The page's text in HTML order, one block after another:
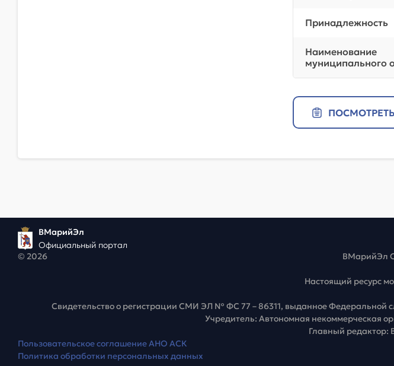
Принадлежность
Наименование
муниципального
ПОСМОТРЕТЬ
ВМарийЭл
Официальный портал
© 2026
ВМарийЭл
Настоящий ресурс
Свидетельство о регистрации СМИ ЭЛ № ФС 77 – 86311, выданное Федеральной
Учредитель: Автономная некоммерческая
Главный редактор:
Пользовательское соглашение АНО АСК
Политика обработки персональных данных